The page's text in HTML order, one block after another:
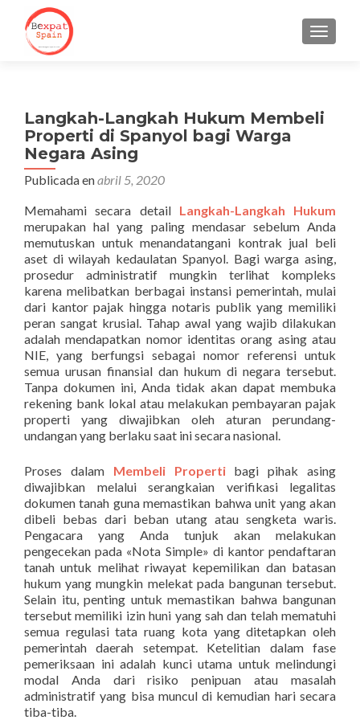
Langkah-Langkah Hukum Membeli
Properti di Spanyol bagi Warga
Negara Asing
Publicada enabril 5, 2020
Memahami secara detail Langkah-Langkah Hukum
merupakan hal yang paling mendasar sebelum Anda
memutuskan untuk menandatangani kontrak jual beli
aset di wilayah kedaulatan Spanyol. Bagi warga asing,
prosedur administratif mungkin terlihat kompleks
karena melibatkan berbagai instansi pemerintah, mulai
dari kantor pajak hingga notaris publik yang memiliki
peran sangat krusial. Tahap awal yang wajib dilakukan
adalah mendapatkan nomor identitas orang asing atau
NIE, yang berfungsi sebagai nomor referensi untuk
semua urusan finansial dan hukum di negara tersebut.
Tanpa dokumen ini, Anda tidak akan dapat membuka
rekening bank lokal atau melakukan pembayaran pajak
properti yang diwajibkan oleh aturan perundang-
undangan yang berlaku saat ini secara nasional.
Proses dalam Membeli Propertibagi pihak asing
diwajibkan melalui serangkaian verifikasi legalitas
dokumen tanah guna memastikan bahwa unit yang akan
dibeli bebas dari beban utang atau sengketa waris.
Pengacara yang Anda tunjuk akan melakukan
pengecekan pada «Nota Simple» di kantor pendaftaran
tanah untuk melihat riwayat kepemilikan dan batasan
hukum yang mungkin melekat pada bangunan tersebut.
Selain itu, penting untuk memastikan bahwa bangunan
tersebut memiliki izin huni yang sah dan telah mematuhi
semua regulasi tata ruang kota yang ditetapkan oleh
pemerintah daerah setempat. Ketelitian dalam fase
pemeriksaan ini adalah kunci utama untuk melindungi
modal Anda dari risiko penipuan atau masalah
administratif yang bisa muncul di kemudian hari secara
tiba-tiba.